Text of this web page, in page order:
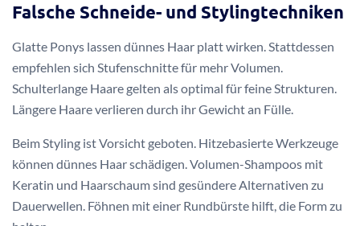
Falsche Schneide- und Stylingtechniken
Glatte Ponys lassen dünnes Haar platt wirken. Stattdessen
empfehlen sich Stufenschnitte für mehr Volumen.
Schulterlange Haare gelten als optimal für feine Strukturen.
Längere Haare verlieren durch ihr Gewicht an Fülle.
Beim Styling ist Vorsicht geboten. Hitzebasierte Werkzeuge
können dünnes Haar schädigen. Volumen-Shampoos mit
Keratin und Haarschaum sind gesündere Alternativen zu
Dauerwellen. Föhnen mit einer Rundbürste hilft, die Form zu